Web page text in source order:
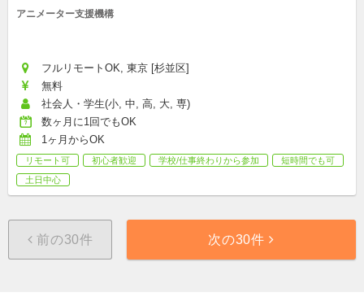
アニメーター支援機構
フルリモートOK, 東京 [杉並区]
無料
社会人・学生(小, 中, 高, 大, 専)
数ヶ月に1回でもOK
1ヶ月からOK
リモート可 初心者歓迎 学校/仕事終わりから参加
短時間でも可
土日中心
前の30件 次の30件